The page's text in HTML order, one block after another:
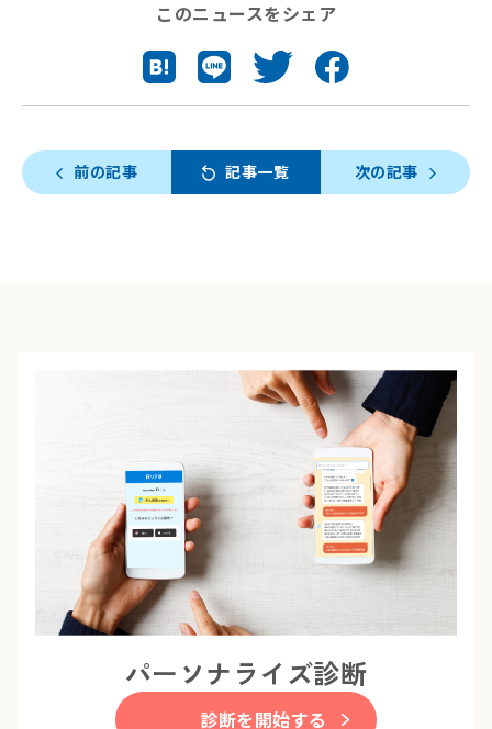
このニュースをシェア
前の記事 記事一覧 次の記事
パーソナライズ診断
診断を開始する